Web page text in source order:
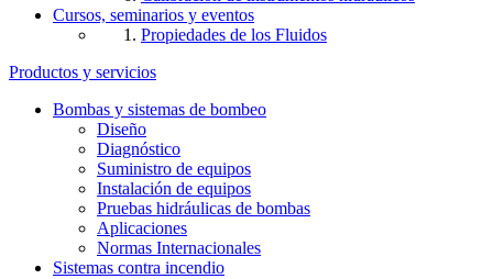
Cursos, seminarios y eventos
Propiedades de los Fluidos
Productos y servicios
Bombas y sistemas de bombeo
Diseño
Diagnóstico
Suministro de equipos
Instalación de equipos
Pruebas hidráulicas de bombas
Aplicaciones
Normas Internacionales
Sistemas contra incendio